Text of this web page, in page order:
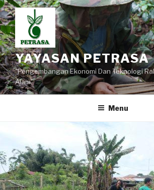
Lompat
ke
konten
YAYASAN PETRASA
"Pengembangan Ekonomi Dan Teknologi
Alam"
Menu